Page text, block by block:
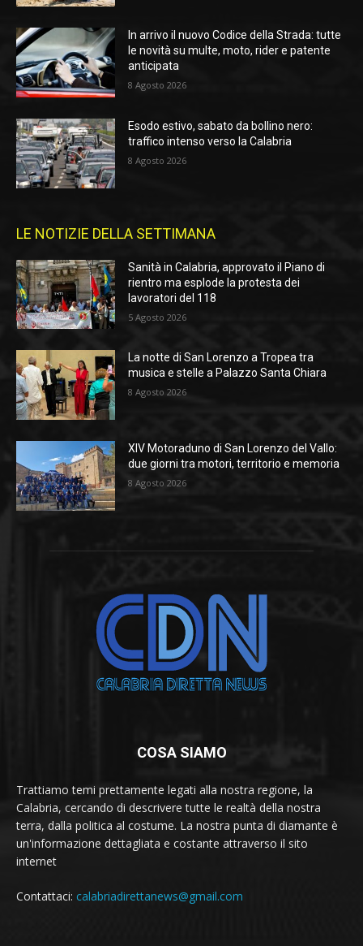
In arrivo il nuovo Codice della Strada: tutte
le novità su multe, moto, rider e patente
anticipata
8 Agosto 2026
Esodo estivo, sabato da bollino nero:
traffico intenso verso la Calabria
8 Agosto 2026
LE NOTIZIE DELLA SETTIMANA
Sanità in Calabria, approvato il Piano di
rientro ma esplode la protesta dei
lavoratori del 118
5 Agosto 2026
La notte di San Lorenzo a Tropea tra
musica e stelle a Palazzo Santa Chiara
8 Agosto 2026
XIV Motoraduno di San Lorenzo del Vallo:
due giorni tra motori, territorio e memoria
8 Agosto 2026
COSA SIAMO
Trattiamo temi prettamente legati alla nostra regione, la
Calabria, cercando di descrivere tutte le realtà della nostra
terra, dalla politica al costume. La nostra punta di diamante è
un'informazione dettagliata e costante attraverso il sito
internet
Contattaci: calabriadirettanews@gmail.com